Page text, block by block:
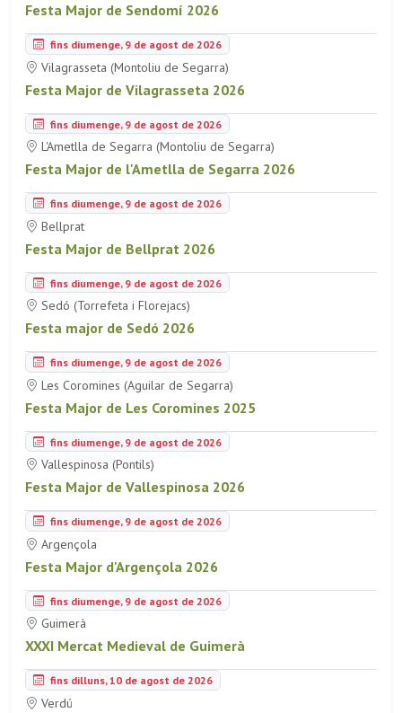
Festa Major de Sendomí 2026
fins diumenge, 9 de agost de 2026
Vilagrasseta (Montoliu de Segarra)
Festa Major de Vilagrasseta 2026
fins diumenge, 9 de agost de 2026
L'Ametlla de Segarra (Montoliu de Segarra)
Festa Major de l'Ametlla de Segarra 2026
fins diumenge, 9 de agost de 2026
Bellprat
Festa Major de Bellprat 2026
fins diumenge, 9 de agost de 2026
Sedó (Torrefeta i Florejacs)
Festa major de Sedó 2026
fins diumenge, 9 de agost de 2026
Les Coromines (Aguilar de Segarra)
Festa Major de Les Coromines 2025
fins diumenge, 9 de agost de 2026
Vallespinosa (Pontils)
Festa Major de Vallespinosa 2026
fins diumenge, 9 de agost de 2026
Argençola
Festa Major d'Argençola 2026
fins diumenge, 9 de agost de 2026
Guimerà
XXXI Mercat Medieval de Guimerà
fins dilluns, 10 de agost de 2026
Verdú